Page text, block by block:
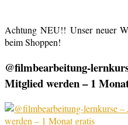
Achtung NEU!! Unser neuer
beim Shoppen!
@filmbearbeitung-
Mitglied werden – 1